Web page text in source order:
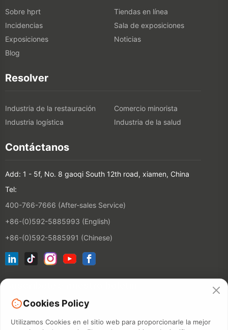
Sobre hprt
Tiendas en línea
Incidencias
Sala de exposiciones
Exposiciones
Noticias
Blog
Resolver
Industria de la restauración
Comercio minorista
Industria logística
Industria de la salud
Contáctanos
Add: 1 - 5f, No. 8 gaoqi South 12th road, xiamen, China
Tel:
400-766-7666 (After-sales Service)
+86-(0)592-5885993 (English)
+86-(0)592-5885991 (Chinese)
Cookies Policy
Utilizamos Cookies en el sitio web para proporcionarle la mejor